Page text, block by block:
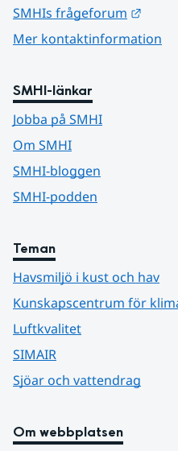
SMHIs frågeforum
Mer kontaktinformation
SMHI-länkar
Jobba på SMHI
Om SMHI
SMHI-bloggen
SMHI-podden
Teman
Havsmiljö i kust och hav
Kunskapscentrum för
Luftkvalitet
SIMAIR
Sjöar och vattendrag
Om webbplatsen